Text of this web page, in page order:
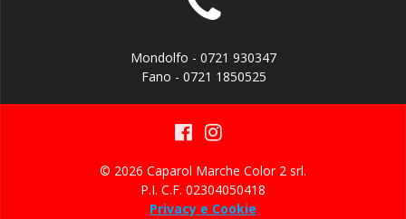
Mondolfo - 0721 930347
Fano - 0721 1850525
© 2026 Caparol Marche Color 2 srl.
P.I. C.F. 02304050418
Privacy e Cookie